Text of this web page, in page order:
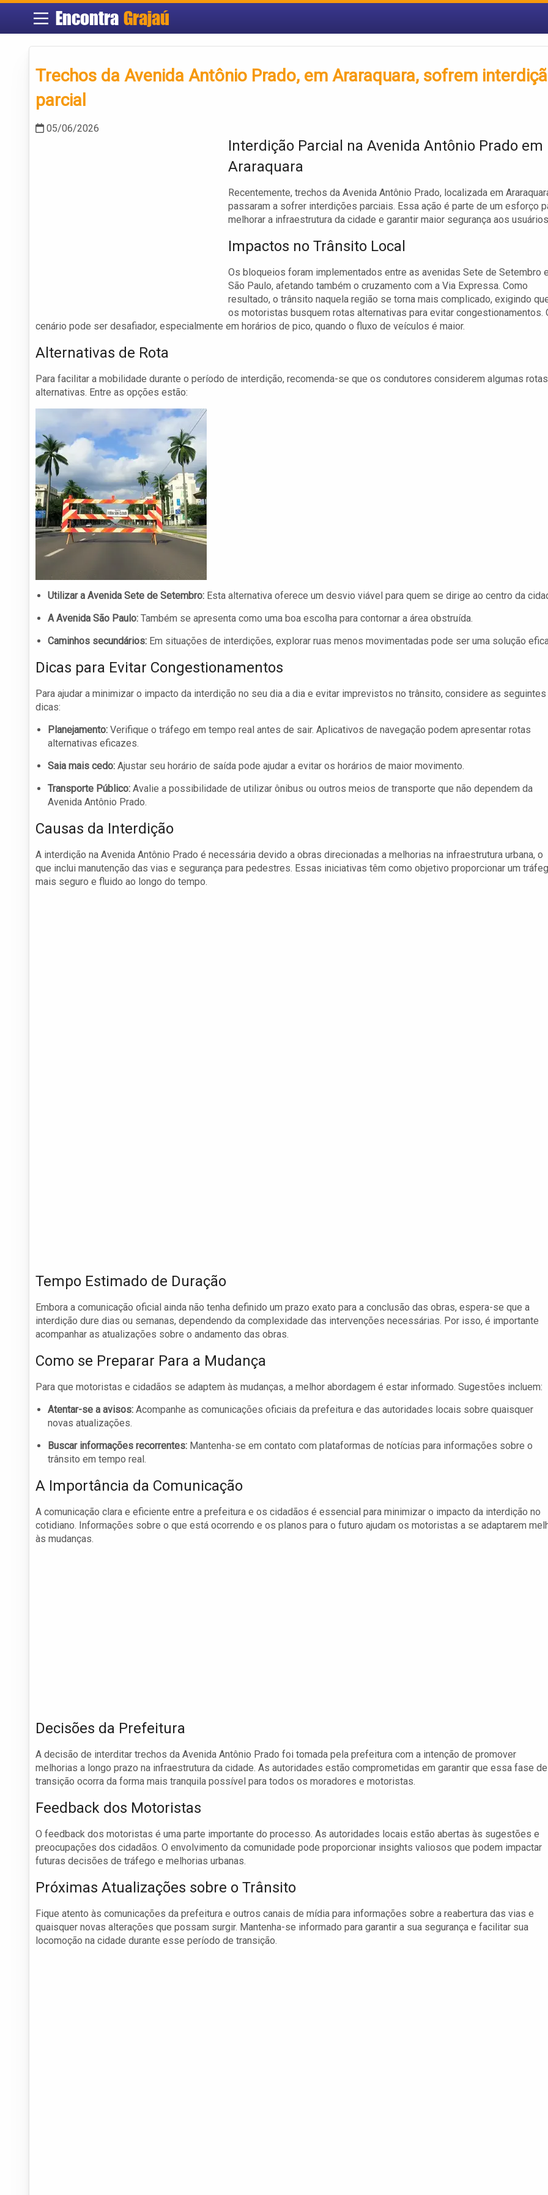
Encontra Grajaú
Trechos da Avenida Antônio Prado, em Araraquara, sofrem
parcial
05/06/2026
Interdição Parcial na Avenida Antônio Prado em
Araraquara
Recentemente, trechos da Avenida Antônio Prado, localizada em
passaram a sofrer interdições parciais. Essa ação é parte de um esforço
melhorar a infraestrutura da cidade e garantir maior segurança aos
Impactos no Trânsito Local
Os bloqueios foram implementados entre as avenidas Sete de Setembro
São Paulo, afetando também o cruzamento com a Via Expressa. Como
resultado, o trânsito naquela região se torna mais complicado, exigindo
os motoristas busquem rotas alternativas para evitar congestionamentos.
cenário pode ser desafiador, especialmente em horários de pico, quando o fluxo de veículos é maior.
Alternativas de Rota
Para facilitar a mobilidade durante o período de interdição, recomenda-se que os condutores considerem algumas rotas
alternativas. Entre as opções estão:
Utilizar a Avenida Sete de Setembro: Esta alternativa oferece um desvio viável para quem se dirige ao centro da
A Avenida São Paulo: Também se apresenta como uma boa escolha para contornar a área obstruída.
Caminhos secundários: Em situações de interdições, explorar ruas menos movimentadas pode ser uma solução
Dicas para Evitar Congestionamentos
Para ajudar a minimizar o impacto da interdição no seu dia a dia e evitar imprevistos no trânsito, considere as seguintes
dicas:
Planejamento: Verifique o tráfego em tempo real antes de sair. Aplicativos de navegação podem apresentar rotas
alternativas eficazes.
Saia mais cedo: Ajustar seu horário de saída pode ajudar a evitar os horários de maior movimento.
Transporte Público: Avalie a possibilidade de utilizar ônibus ou outros meios de transporte que não dependem da
Avenida Antônio Prado.
Causas da Interdição
A interdição na Avenida Antônio Prado é necessária devido a obras direcionadas a melhorias na infraestrutura urbana, o
que inclui manutenção das vias e segurança para pedestres. Essas iniciativas têm como objetivo proporcionar um
mais seguro e fluido ao longo do tempo.
Tempo Estimado de Duração
Embora a comunicação oficial ainda não tenha definido um prazo exato para a conclusão das obras, espera-se que a
interdição dure dias ou semanas, dependendo da complexidade das intervenções necessárias. Por isso, é importante
acompanhar as atualizações sobre o andamento das obras.
Como se Preparar Para a Mudança
Para que motoristas e cidadãos se adaptem às mudanças, a melhor abordagem é estar informado. Sugestões incluem:
Atentar-se a avisos: Acompanhe as comunicações oficiais da prefeitura e das autoridades locais sobre quaisquer
novas atualizações.
Buscar informações recorrentes: Mantenha-se em contato com plataformas de notícias para informações sobre o
trânsito em tempo real.
A Importância da Comunicação
A comunicação clara e eficiente entre a prefeitura e os cidadãos é essencial para minimizar o impacto da interdição no
cotidiano. Informações sobre o que está ocorrendo e os planos para o futuro ajudam os motoristas a se adaptarem
às mudanças.
Decisões da Prefeitura
A decisão de interditar trechos da Avenida Antônio Prado foi tomada pela prefeitura com a intenção de promover
melhorias a longo prazo na infraestrutura da cidade. As autoridades estão comprometidas em garantir que essa fase de
transição ocorra da forma mais tranquila possível para todos os moradores e motoristas.
Feedback dos Motoristas
O feedback dos motoristas é uma parte importante do processo. As autoridades locais estão abertas às sugestões e
preocupações dos cidadãos. O envolvimento da comunidade pode proporcionar insights valiosos que podem impactar
futuras decisões de tráfego e melhorias urbanas.
Próximas Atualizações sobre o Trânsito
Fique atento às comunicações da prefeitura e outros canais de mídia para informações sobre a reabertura das vias e
quaisquer novas alterações que possam surgir. Mantenha-se informado para garantir a sua segurança e facilitar sua
locomoção na cidade durante esse período de transição.